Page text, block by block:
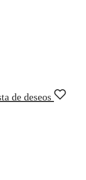
de deseos